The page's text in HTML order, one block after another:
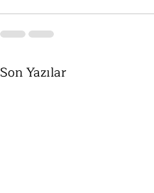
Son Yazılar